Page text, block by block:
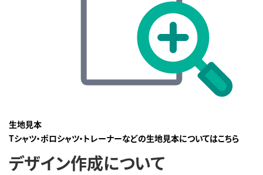
生地見本
Tシャツ・ポロシャツ・トレーナーなどの生地見本についてはこちら
デザイン作成について